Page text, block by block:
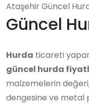
Ataşehir Güncel
Güncel
Hurda ticareti
güncel hurda
malzemelerin
dengesine ve metal